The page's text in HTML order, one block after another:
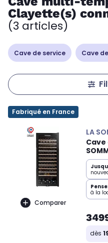
Clayette(s)
(3 articles)
Cave de service Cave
Fabriqué en France
Comparer
LA
Cave
à la
dès